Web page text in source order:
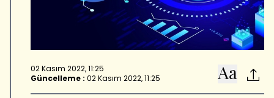
02 Kasım 2022, 11:25
Güncelleme : 02 Kasım 2022, 11:25